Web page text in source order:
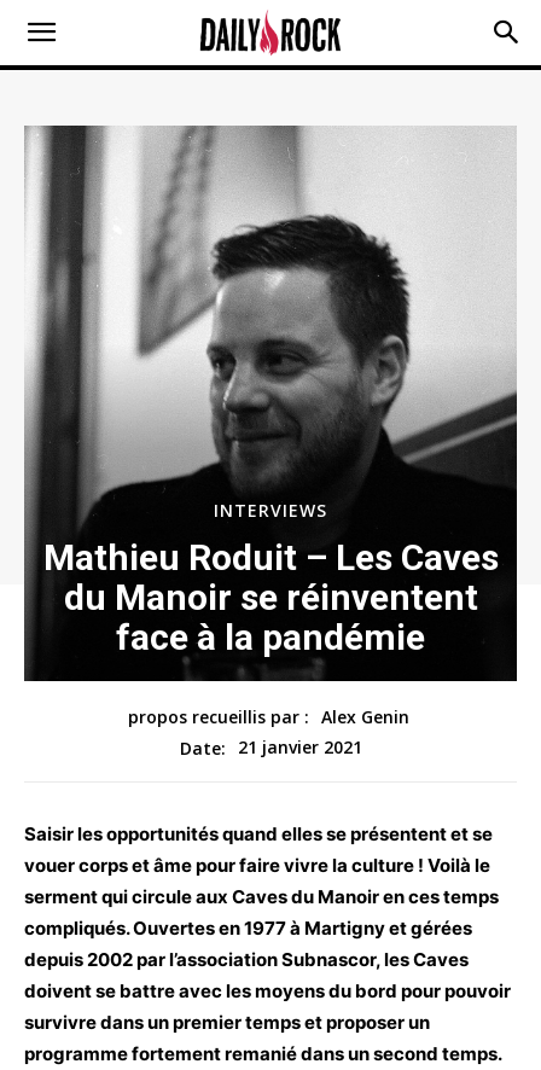
INTERVIEWS
Mathieu Roduit – Les Caves
du Manoir se réinventent
face à la pandémie
propos recueillis par : Alex Genin
Date:
21 janvier 2021
Saisir les opportunités quand elles se présentent et se
vouer corps et âme pour faire vivre la culture ! Voilà le
serment qui circule aux Caves du Manoir en ces temps
compliqués. Ouvertes en 1977 à Martigny et gérées
depuis 2002 par l’association Subnascor, les Caves
doivent se battre avec les moyens du bord pour pouvoir
survivre dans un premier temps et proposer un
programme fortement remanié dans un second temps.